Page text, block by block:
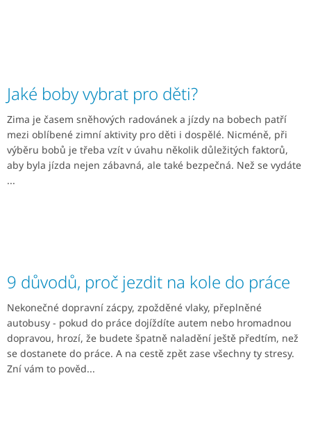
Jaké boby vybrat pro děti?
Zima je časem sněhových radovánek a jízdy na bobech patří
mezi oblíbené zimní aktivity pro děti i dospělé. Nicméně, při
výběru bobů je třeba vzít v úvahu několik důležitých faktorů,
aby byla jízda nejen zábavná, ale také bezpečná. Než se vydáte
...
9 důvodů, proč jezdit na kole do práce
Nekonečné dopravní zácpy, zpožděné vlaky, přeplněné
autobusy - pokud do práce dojíždíte autem nebo hromadnou
dopravou, hrozí, že budete špatně naladění ještě předtím, než
se dostanete do práce. A na cestě zpět zase všechny ty stresy.
Zní vám to pověd...